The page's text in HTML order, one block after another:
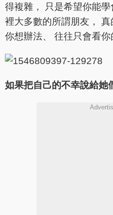
得複雜， 只是希望你能
裡大多數的所謂朋友，
你想辦法、 往往只會看你
如果把自己的不幸說給她